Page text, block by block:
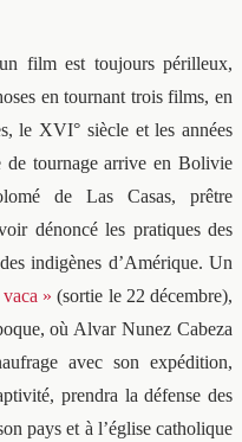
film est toujours périlleux,
en tournant trois films, en
le XVI° siècle et les années
de tournage arrive en Bolivie
de Las Casas, prêtre
dénoncé les pratiques des
indigènes d’Amérique. Un
» (sortie le 22 décembre),
où Alvar Nunez Cabeza
avec son expédition,
prendra la défense des
pays et à l’église catholique